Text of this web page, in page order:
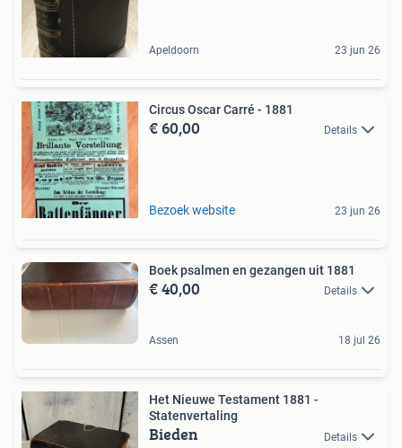
Apeldoorn 23 jun 26
Circus Oscar Carré - 1881
€ 60,00 Details
Bezoek website 23 jun 26
Boek psalmen en gezangen uit 1881
€ 40,00 Details
Assen 18 jul 26
Het Nieuwe Testament 1881 -
Statenvertaling
Bieden Details